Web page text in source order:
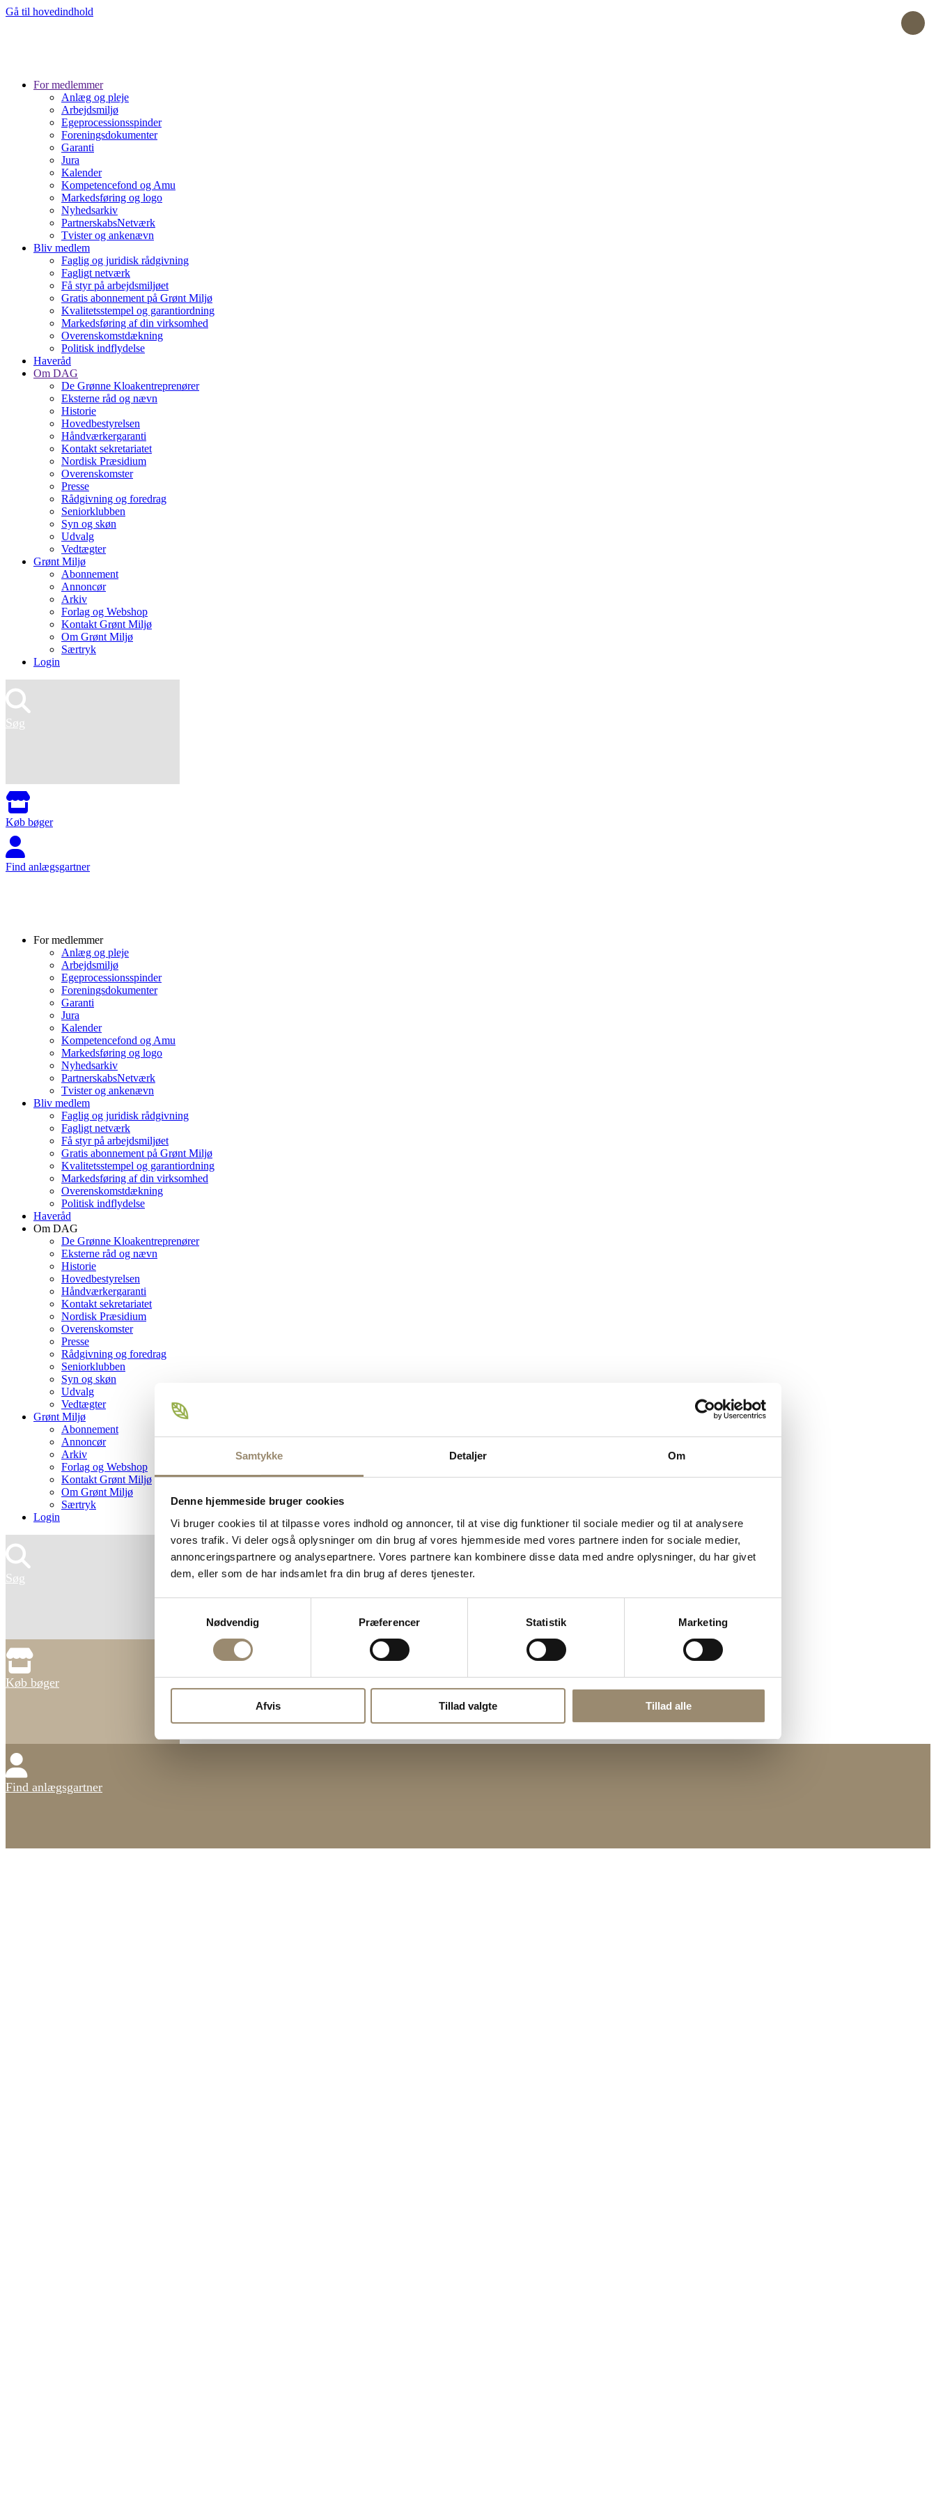
Samtykke Detaljer Om
Denne hjemmeside bruger cookies
Vi bruger cookies til at tilpasse vores indhold og annoncer, til at vise dig funktioner til sociale medier og til at analysere
vores trafik. Vi deler også oplysninger om din brug af vores hjemmeside med vores partnere inden for sociale medier,
annonceringspartnere og analysepartnere. Vores partnere kan kombinere disse data med andre oplysninger, du har givet
dem, eller som de har indsamlet fra din brug af deres tjenester.
Nødvendig
Præferencer Statistik Marketing
Afvis Tillad valgte Tillad alle
Gå til hovedindhold
For medlemmer
Anlæg og pleje
Arbejdsmiljø
Egeprocessionsspinder
Foreningsdokumenter
Garanti
Jura
Kalender
Kompetencefond og Amu
Markedsføring og logo
Nyhedsarkiv
PartnerskabsNetværk
Tvister og ankenævn
Bliv medlem
Faglig og juridisk rådgivning
Fagligt netværk
Få styr på arbejdsmiljøet
Gratis abonnement på Grønt Miljø
Kvalitetsstempel og garantiordning
Markedsføring af din virksomhed
Overenskomstdækning
Politisk indflydelse
Haveråd
Om DAG
De Grønne Kloakentreprenører
Eksterne råd og nævn
Historie
Hovedbestyrelsen
Håndværkergaranti
Kontakt sekretariatet
Nordisk Præsidium
Overenskomster
Presse
Rådgivning og foredrag
Seniorklubben
Syn og skøn
Udvalg
Vedtægter
Grønt Miljø
Abonnement
Annoncør
Arkiv
Forlag og Webshop
Kontakt Grønt Miljø
Om Grønt Miljø
Særtryk
Login
Søg
Køb bøger
Find anlægsgartner
For medlemmer
Anlæg og pleje
Arbejdsmiljø
Egeprocessionsspinder
Foreningsdokumenter
Garanti
Jura
Kalender
Kompetencefond og Amu
Markedsføring og logo
Nyhedsarkiv
PartnerskabsNetværk
Tvister og ankenævn
Bliv medlem
Faglig og juridisk rådgivning
Fagligt netværk
Få styr på arbejdsmiljøet
Gratis abonnement på Grønt Miljø
Kvalitetsstempel og garantiordning
Markedsføring af din virksomhed
Overenskomstdækning
Politisk indflydelse
Haveråd
Om DAG
De Grønne Kloakentreprenører
Eksterne råd og nævn
Historie
Hovedbestyrelsen
Håndværkergaranti
Kontakt sekretariatet
Nordisk Præsidium
Overenskomster
Presse
Rådgivning og foredrag
Seniorklubben
Syn og skøn
Udvalg
Vedtægter
Grønt Miljø
Abonnement
Annoncør
Arkiv
Forlag og Webshop
Kontakt Grønt Miljø
Om Grønt Miljø
Særtryk
Login
Søg
Køb bøger
Find anlægsgartner